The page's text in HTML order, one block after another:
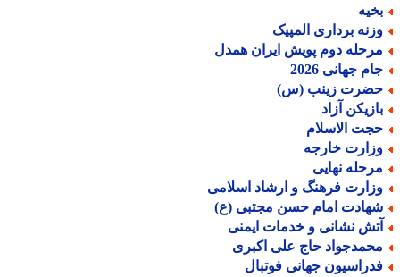
برداری المپیک
دوم پویش ایران همدل
جهانی 2026
زینب (س)
آزاد
الاسلام
خارجه
نهایی
فرهنگ و ارشاد اسلامی
امام حسن مجتبی (ع)
نشانی و خدمات ایمنی
حاج علی اکبری
جهانی فوتبال